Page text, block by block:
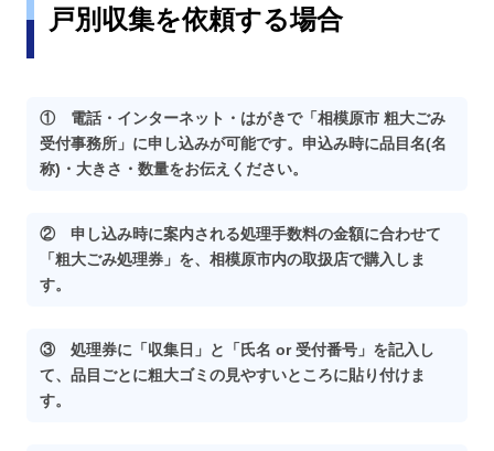
戸別収集を依頼する場合
① 電話・インターネット・はがきで「相模原市 粗大ごみ
受付事務所」に申し込みが可能です。申込み時に品目名(名
称)・大きさ・数量をお伝えください。
② 申し込み時に案内される処理手数料の金額に合わせて
「粗大ごみ処理券」を、相模原市内の取扱店で購入しま
す。
③ 処理券に「収集日」と「氏名 or 受付番号」を記入し
て、品目ごとに粗大ゴミの見やすいところに貼り付けま
す。